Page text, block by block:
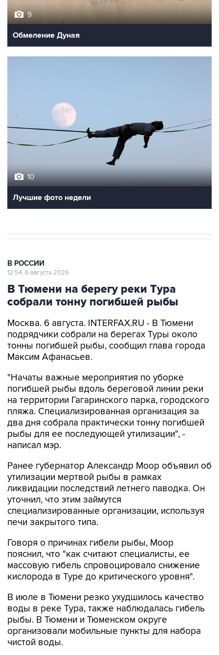
Обмеление Дуная
Лучшие фото недели
В Тюмени на берегу реки Тура
собрали тонну погибшей рыбы
Москва. 6 августа. INTERFAX.RU - В Тюмени
тонны погибшей рыбы, сообщил глава города
Максим Афанасьев.
"Начаты важные мероприятия по уборке
на территории Гагаринского парка, городского
пляжа. Специализированная организация за
два дня собрала практически тонну погибшей
рыбы для ее последующей утилизации", -
написал мэр.
Ранее губернатор Александр Моор объявил об
ликвидации последствий летнего паводка. Он
уточнил, что этим займутся
специализированные организации, используя
печи закрытого типа.
Говоря о причинах гибели рыбы, Моор
массовую гибель спровоцировало снижение
кислорода в Туре до критического уровня".
В июле в Тюмени резко ухудшилось качество
рыбы. В Тюмени и Тюменском округе
организовали мобильные пункты для набора
чистой воды.
Александр Моор